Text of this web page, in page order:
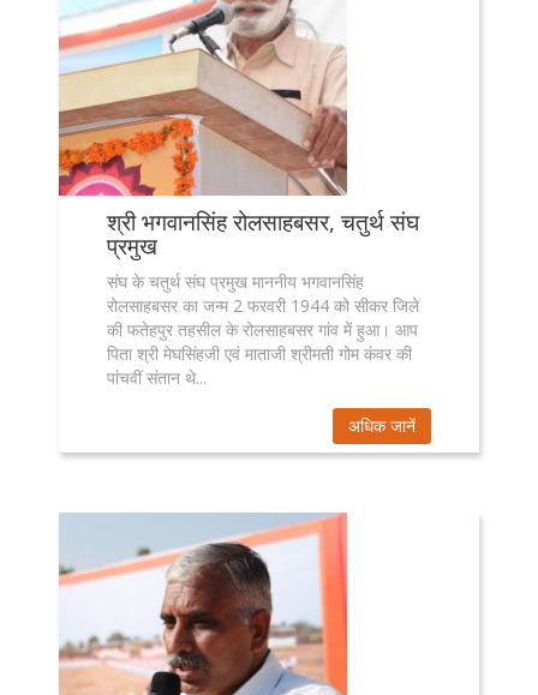
श्री भगवानसिंह रोलसाहबसर, चतुर्थ संघ
प्रमुख
संघ के चतुर्थ संघ प्रमुख माननीय भगवानसिंह
रोलसाहबसर का जन्म 2 फरवरी 1944 को सीकर जिले
की फतेहपुर तहसील के रोलसाहबसर गांव में हुआ। आप
पिता श्री मेघसिंहजी एवं माताजी श्रीमती गोम कंवर की
पांचवीं संतान थे...
अधिक जानें